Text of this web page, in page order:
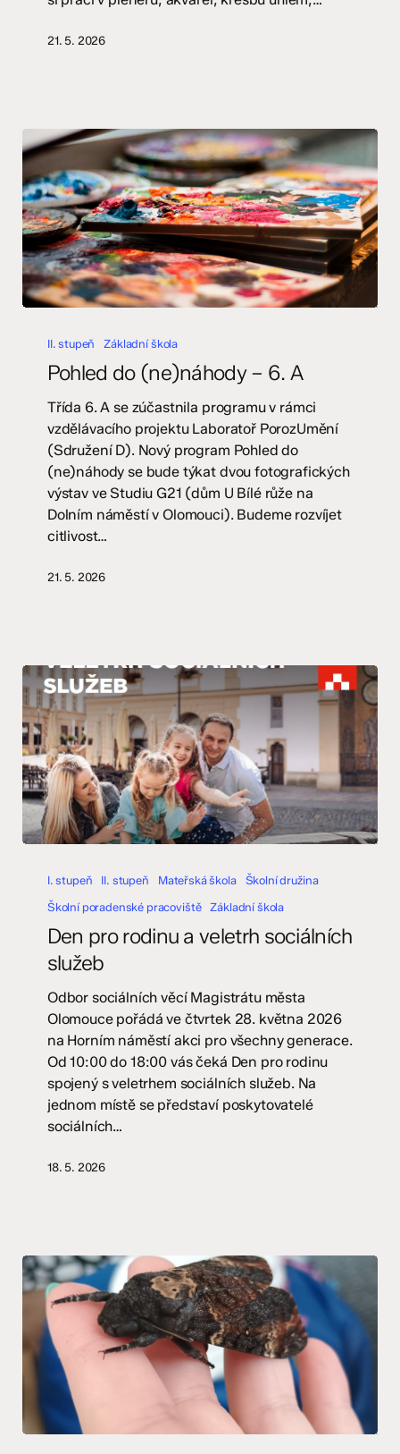
21. 5. 2026
II. stupeň Základní škola
Pohled do (ne)náhody – 6. A
Třída 6. A se zúčastnila programu v rámci
vzdělávacího projektu Laboratoř PorozUmění
(Sdružení D). Nový program Pohled do
(ne)náhody se bude týkat dvou fotografických
výstav ve Studiu G21 (dům U Bílé růže na
Dolním náměstí v Olomouci). Budeme rozvíjet
citlivost…
21. 5. 2026
rodinu
veletrh
sociálních
I. stupeň II. stupeň Mateřská škola
Školní družina
Školní poradenské pracoviště
Základní škola
Den pro rodinu a veletrh sociálních
služeb
Odbor sociálních věcí Magistrátu města
Olomouce pořádá ve čtvrtek 28. května 2026
na Horním náměstí akci pro všechny generace.
Od 10:00 do 18:00 vás čeká Den pro rodinu
spojený s veletrhem sociálních služeb. Na
jednom místě se představí poskytovatelé
sociálních…
18. 5. 2026